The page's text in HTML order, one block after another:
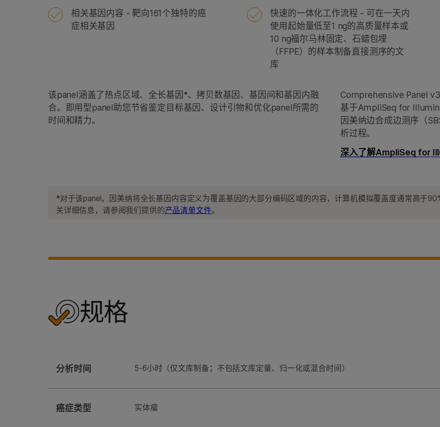
相关基因内容 - 靶向161个独特的癌
症相关基因
快速的一体化工作流程 - 可在一天内
使用起始量低至1 ng的高质量样本或
10 ng福尔马林固定、石蜡包埋
（FFPE）的样本制备直接测序的文
库
该panel涵盖了热点区域、全长基因*、拷贝数基因、基因间和基因内融
合。即用型panel助您节省鉴定目标基因、设计引物和优化panel所需的
时间和精力。
Comprehensive Panel
基于AmpliSeq for
因美纳边合成边测序（
析过程。
深入了解AmpliSeq for
*对于该panel，因美纳将全长基因内容定义为覆盖基因的大部分编码区域的内容，计算机模拟覆盖度通常高于
关详细信息，请参阅我们提供的产品清单文件。
规格
分析时间 5-6小时（仅文库制备；不包括文库定量、归一化或混合时间）
癌症类型 实体瘤